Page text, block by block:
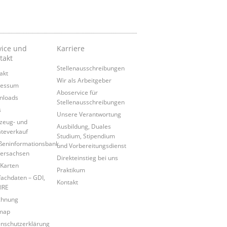
und
und
– GDI,
Karriere
Stellenausschreibungen
Wir als Arbeitgeber
Aboservice für
Stellenausschreibungen
Unsere Verantwortung
Ausbildung, Duales
Studium, Stipendium
und Vorbereitungsdienst
Direkteinstieg bei uns
Praktikum
Kontakt